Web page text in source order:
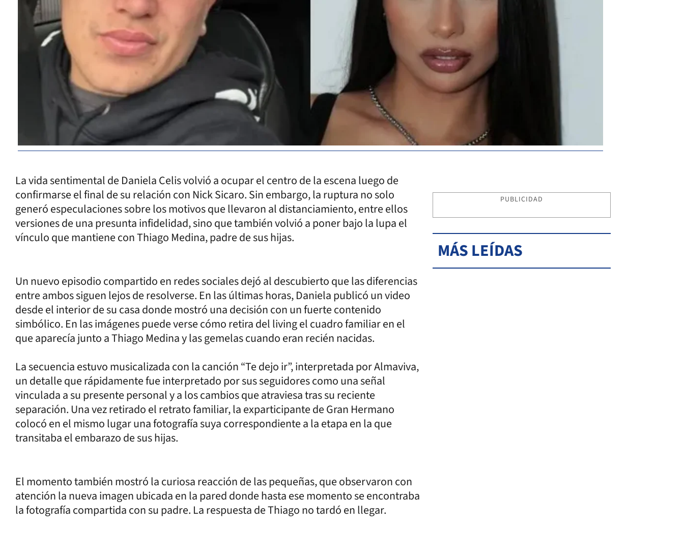
La vida sentimental de Daniela Celis volvió a ocupar el centro de la escena luego de
confirmarse el final de su relación con Nick Sicaro. Sin embargo, la ruptura no solo
generó especulaciones sobre los motivos que llevaron al distanciamiento, entre ellos
versiones de una presunta infidelidad, sino que también volvió a poner bajo la lupa el
vínculo que mantiene con Thiago Medina, padre de sus hijas.
Un nuevo episodio compartido en redes sociales dejó al descubierto que las diferencias
entre ambos siguen lejos de resolverse. En las últimas horas, Daniela publicó un video
desde el interior de su casa donde mostró una decisión con un fuerte contenido
simbólico. En las imágenes puede verse cómo retira del living el cuadro familiar en el
que aparecía junto a Thiago Medina y las gemelas cuando eran recién nacidas.
La secuencia estuvo musicalizada con la canción “Te dejo ir”, interpretada por Almaviva,
un detalle que rápidamente fue interpretado por sus seguidores como una señal
vinculada a su presente personal y a los cambios que atraviesa tras su reciente
separación. Una vez retirado el retrato familiar, la exparticipante de Gran Hermano
colocó en el mismo lugar una fotografía suya correspondiente a la etapa en la que
transitaba el embarazo de sus hijas.
El momento también mostró la curiosa reacción de las pequeñas, que observaron con
atención la nueva imagen ubicada en la pared donde hasta ese momento se encontraba
la fotografía compartida con su padre. La respuesta de Thiago no tardó en llegar.
PUBLICIDAD
MÁS LEÍDAS